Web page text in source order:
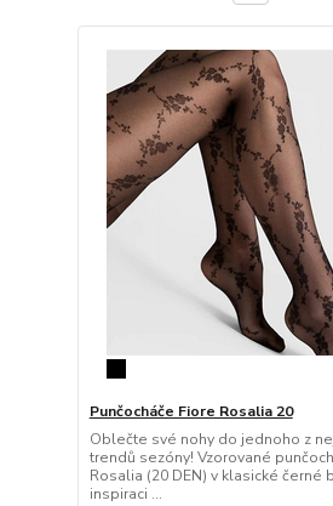
Punčocháče Fiore Rosalia 20
Oblečte své nohy do jednoho z
trendů sezóny! Vzorované
Rosalia (20 DEN) v klasické černé
inspiraci ...